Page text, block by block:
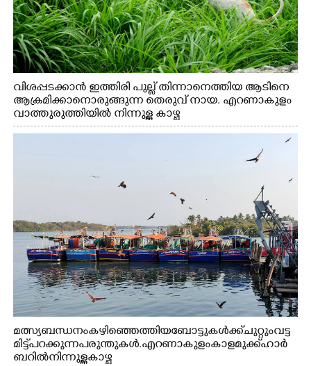
വിശപ്പടക്കാൻ ഇത്തിരി പുല്ല് തിന്നാനെത്തിയ ആടിനെ
ആക്രമിക്കാനൊരുങ്ങുന്ന തെരുവ് നായ. എറണാകുളം
വാത്തുരുത്തിയിൽ നിന്നുള്ള കാഴ്ച
മത്സ്യബന്ധനം കഴിഞ്ഞെത്തിയ ബോട്ടുകൾക്ക് ചുറ്റും വട്ട
മിട്ട് പറക്കുന്ന പരുന്തുകൾ. എറണാകുളം കാളമുക്ക് ഹാർ
ബറിൽ നിന്നുള്ള കാഴ്ച